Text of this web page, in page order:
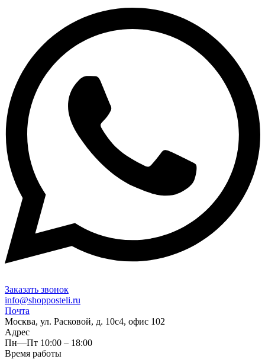
Заказать звонок
info@shopposteli.ru
Почта
Москва, ул. Расковой, д. 10с4, офис 102
Адрес
Пн—Пт 10:00 – 18:00
Время работы